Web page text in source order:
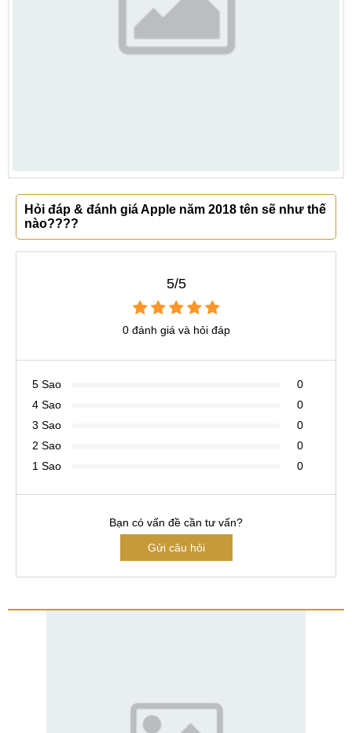
Hỏi đáp & đánh giá Apple năm 2018 tên sẽ như thế
nào????
5/5
0 đánh giá và hỏi đáp
5 Sao
0
4 Sao
0
3 Sao
0
2 Sao
0
1 Sao
0
Bạn có vấn đề cần tư vấn?
Gửi câu hỏi